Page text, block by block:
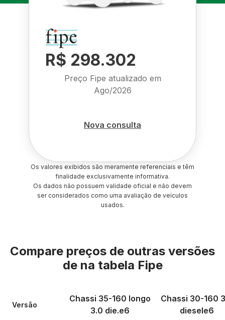
R$ 298.302
Preço Fipe atualizado em
Ago/2026
Nova consulta
Os valores exibidos são meramente referenciais e têm
finalidade exclusivamente informativa.
Os dados não possuem validade oficial e não devem
ser considerados como uma avaliação de veículos
usados.
Compare preços de outras versões
de na tabela Fipe
Versão
Chassi 35-160 longo
3.0 die.e6
Chassi 30-160
diesele6